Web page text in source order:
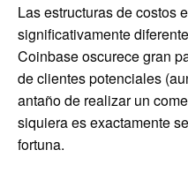
Las estructuras de costos
significativamente
Coinbase oscurece gran
de clientes potenciales
antaño de realizar un
siquiera es exactamente
fortuna.